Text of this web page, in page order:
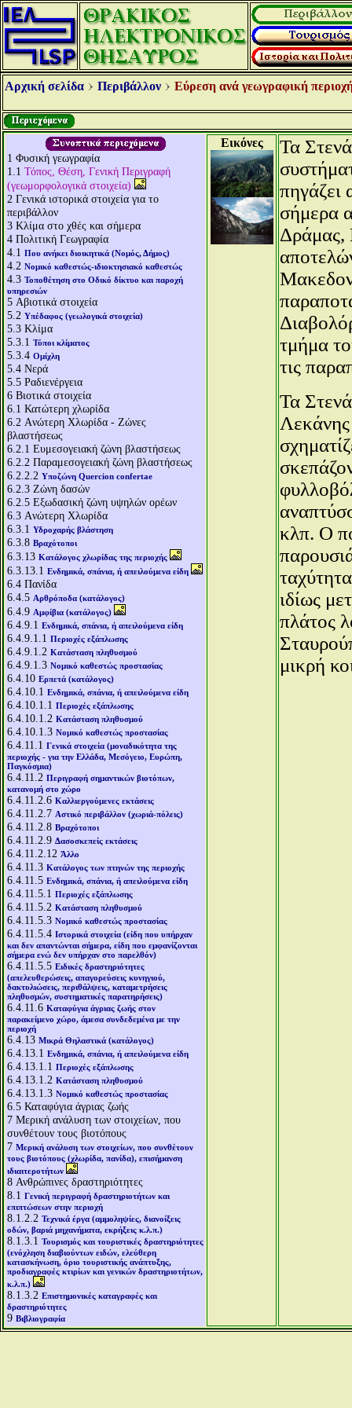
Αρχική σελίδα Περιβάλλον Εύρεση ανά γεωγραφική
1 Φυσική γεωγραφία
1.1 Τόπος, Θέση, Γενική Περιγραφή
(γεωμορφολογικά στοιχεία)
2 Γενικά ιστορικά στοιχεία για το
περιβάλλον
3 Κλίμα στο χθές και σήμερα
4 Πολιτική Γεωγραφία
4.1 Που ανήκει διοικητικά (Νομός, Δήμος)
4.2 Νομικό καθεστώς-ιδιοκτησιακό καθεστώς
4.3 Τοποθέτηση στο Οδικό δίκτυο και παροχή
υπηρεσιών
5 Αβιοτικά στοιχεία
5.2 Υπέδαφος (γεωλογικά στοιχεία)
5.3 Κλίμα
5.3.1 Τύποι κλίματος
5.3.4 Ομίχλη
5.4 Νερά
5.5 Ραδιενέργεια
6 Βιοτικά στοιχεία
6.1 Κατώτερη χλωρίδα
6.2 Aνώτερη Χλωρίδα - Ζώνες
βλαστήσεως
6.2.1 Ευμεσογειακή ζώνη βλαστήσεως
6.2.2 Παραμεσογειακή ζώνη βλαστήσεως
6.2.2.2 Υποζώνη Quercion confertae
6.2.3 Ζώνη δασών
6.2.5 Εξωδασική ζώνη υψηλών ορέων
6.3 Aνώτερη Χλωρίδα
6.3.1 Υδροχαρής βλάστηση
6.3.8 Βραχότοποι
6.3.13 Κατάλογος χλωρίδας της περιοχής
6.3.13.1 Ενδημικά, σπάνια, ή απειλούμενα είδη
6.4 Πανίδα
6.4.5 Αρθρόποδα (κατάλογος)
6.4.9 Αμφίβια (κατάλογος)
6.4.9.1 Ενδημικά, σπάνια, ή απειλούμενα είδη
6.4.9.1.1 Περιοχές εξάπλωσης
6.4.9.1.2 Κατάσταση πληθυσμού
6.4.9.1.3 Νομικό καθεστώς προστασίας
6.4.10 Ερπετά (κατάλογος)
6.4.10.1 Ενδημικά, σπάνια, ή απειλούμενα είδη
6.4.10.1.1 Περιοχές εξάπλωσης
6.4.10.1.2 Κατάσταση πληθυσμού
6.4.10.1.3 Νομικό καθεστώς προστασίας
6.4.11.1 Γενικά στοιχεία (μοναδικότητα της
περιοχής - για την Ελλάδα, Μεσόγειο, Ευρώπη,
Παγκόσμια)
6.4.11.2 Περιγραφή σημαντικών βιοτόπων,
κατανομή στο χώρο
6.4.11.2.6 Καλλιεργούμενες εκτάσεις
6.4.11.2.7 Αστικό περιβάλλον (χωριά-πόλεις)
6.4.11.2.8 Βραχότοποι
6.4.11.2.9 Δασοσκεπείς εκτάσεις
6.4.11.2.12 Άλλο
6.4.11.3 Κατάλογος των πτηνών της περιοχής
6.4.11.5 Ενδημικά, σπάνια, ή απειλούμενα είδη
6.4.11.5.1 Περιοχές εξάπλωσης
6.4.11.5.2 Κατάσταση πληθυσμού
6.4.11.5.3 Νομικό καθεστώς προστασίας
6.4.11.5.4 Ιστορικά στοιχεία (είδη που υπήρχαν
και δεν απαντώνται σήμερα, είδη που εμφανίζονται
σήμερα ενώ δεν υπήρχαν στο παρελθόν)
6.4.11.5.5 Ειδικές δραστηριότητες
(απελευθερώσεις, απαγορεύσεις κυνηγιού,
δακτυλιώσεις, περιθάλψεις, καταμετρήσεις
πληθυσμών, συστηματικές παρατηρήσεις)
6.4.11.6 Καταφύγια άγριας ζωής στον
παρακείμενο χώρο, άμεσα συνδεδεμένα με την
περιοχή
6.4.13 Μικρά Θηλαστικά (κατάλογος)
6.4.13.1 Ενδημικά, σπάνια, ή απειλούμενα είδη
6.4.13.1.1 Περιοχές εξάπλωσης
6.4.13.1.2 Κατάσταση πληθυσμού
6.4.13.1.3 Νομικό καθεστώς προστασίας
6.5 Καταφύγια άγριας ζωής
7 Μερική ανάλυση των στοιχείων, που
συνθέτουν τους βιοτόπους
7 Μερική ανάλυση των στοιχείων, που συνθέτουν
τους βιοτόπους (χλωρίδα, πανίδα), επισήμανση
ιδιαιτεροτήτων
8 Ανθρώπινες δραστηριότητες
8.1 Γενική περιγραφή δραστηριοτήτων και
επιπτώσεων στην περιοχή
8.1.2.2 Τεχνικά έργα (αμμοληψίες, διανοίξεις
οδών, βαριά μηχανήματα, εκρήξεις κ.λ.π.)
8.1.3.1 Τουρισμός και τουριστικές δραστηριότητες
(ενόχληση διαβιούντων ειδών, ελεύθερη
κατασκήνωση, όριο τουριστικής ανάπτυξης,
προδιαγραφές κτιρίων και γενικών δραστηριοτήτων,
κ.λ.π.)
8.1.3.2 Επιστημονικές καταγραφές και
δραστηριότητες
9 Βιβλιογραφία
Εικόνες
Τα
πηγάζει
σήμερα
Δράμας,
τμήμα
τις
Τα
κλπ. Ο
ιδίως
πλάτος
μικρή